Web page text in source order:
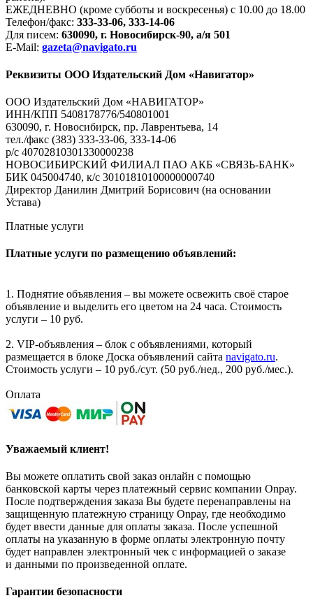
ЕЖЕДНЕВНО (кроме субботы и воскресенья) с 10.00 до 18.00
Телефон/факс: 333-33-06, 333-14-06
Для писем: 630090, г. Новосибирск-90, а/я 501
E-Mail: gazeta@navigato.ru
Реквизиты ООО Издательский Дом «Навигатор»
ООО Издательский Дом «НАВИГАТОР»
ИНН/КПП 5408178776/540801001
630090, г. Новосибирск, пр. Лаврентьева, 14
тел./факс (383) 333-33-06, 333-14-06
р/с 40702810301330000238
НОВОСИБИРСКИЙ ФИЛИАЛ ПАО АКБ «СВЯЗЬ-БАНК»
БИК 045004740, к/с 30101810100000000740
Директор Данилин Дмитрий Борисович (на основании
Устава)
Платные услуги
Платные услуги по размещению объявлений:
1. Поднятие объявления – вы можете освежить своё старое
объявление и выделить его цветом на 24 часа. Стоимость
услуги – 10 руб.
2. VIP-объявления – блок с объявлениями, который
размещается в блоке Доска объявлений сайта navigato.ru.
Стоимость услуги – 10 руб./сут. (50 руб./нед., 200 руб./мес.).
Оплата
Уважаемый клиент!
Вы можете оплатить свой заказ онлайн с помощью
банковской карты через платежный сервис компании Onpay.
После подтверждения заказа Вы будете перенаправлены на
защищенную платежную страницу Onpay, где необходимо
будет ввести данные для оплаты заказа. После успешной
оплаты на указанную в форме оплаты электронную почту
будет направлен электронный чек с информацией о заказе
и данными по произведенной оплате.
Гарантии безопасности